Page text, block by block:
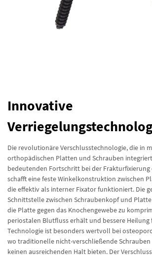
Innovative
Die revolutionäre Verschlusstechnologie, die in
orthopädischen Platten und Schrauben
bedeutenden Fortschritt bei der Frakturfixierung
schafft eine feste Winkelkonstruktion zwischen
die effektiv als interner Fixator funktioniert. Die
Schnittstelle zwischen Schraubenkopf und
die Platte gegen das Knochengewebe zu
periostalen Blutfluss erhält und bessere Heilung
Technologie ist besonders wertvoll bei
wo traditionelle nicht-verschließende
keinen ausreichenden Halt bieten. Der